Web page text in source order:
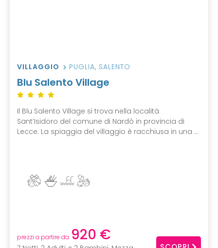
VILLAGGIO PUGLIA, SALENTO
Blu Salento Village
Il Blu Salento Village si trova nella località
Sant’Isidoro del comune di Nardò in provincia di
Lecce. La spiaggia del villaggio è racchiusa in una ...
prezzi a partire da 920 €